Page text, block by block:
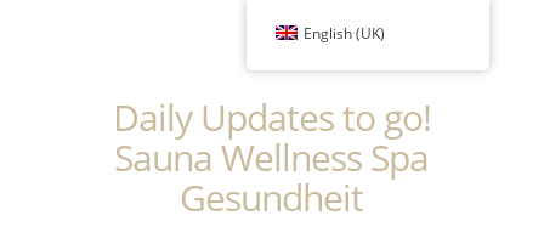
Daily Updates to go!
Sauna Wellness Spa
Gesundheit
English (UK)